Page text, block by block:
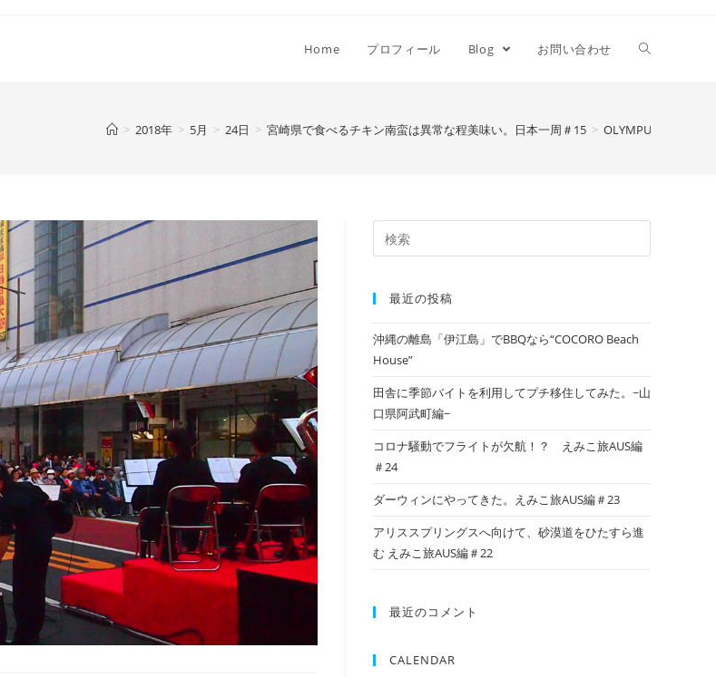
Home プロフィール Blog お問い合わせ
> 2018年 > 5月 > 24日 > 宮崎県で食べるチキン南蛮は異常な程美味い。日本一周＃15 > OLYMPUS DIGITAL
最近の投稿
沖縄の離島「伊江島」でBBQなら“COCORO Beach
House”
田舎に季節バイトを利用してプチ移住してみた。~山
口県阿武町編~
コロナ騒動でフライトが欠航！？ えみこ旅AUS編
＃24
ダーウィンにやってきた。えみこ旅AUS編＃23
アリススプリングスへ向けて、砂漠道をひたすら進
む えみこ旅AUS編＃22
最近のコメント
CALENDAR